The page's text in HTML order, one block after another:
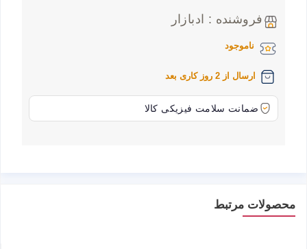
فروشنده : ادبازار
ناموجود
ارسال از 2 روز کاری بعد
ضمانت سلامت فیزیکی کالا
محصولات مرتبط